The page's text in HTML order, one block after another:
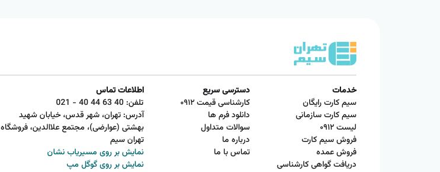
خدمات
سیم کارت رایگان
سیم کارت سازمانی
لیست ۰۹۱۲
فروش سیم کارت
فروش عمده
دریافت گواهی کارشناسی
دسترسی سریع
کارشناسی قیمت ۰۹۱۲
دانلود فرم ها
سوالات متداول
درباره ما
تماس با ما
اطلاعات تماس
تلفن:021 - 40 44 63 40
آدرس: تهران، شهر قدس، خیابان شهید
بهشتی (عوارضی)، مجتمع علاالدین، فروشگاه
تهران سیم
نمایش بر روی مسیریاب نشان
نمایش بر روی گوگل مپ